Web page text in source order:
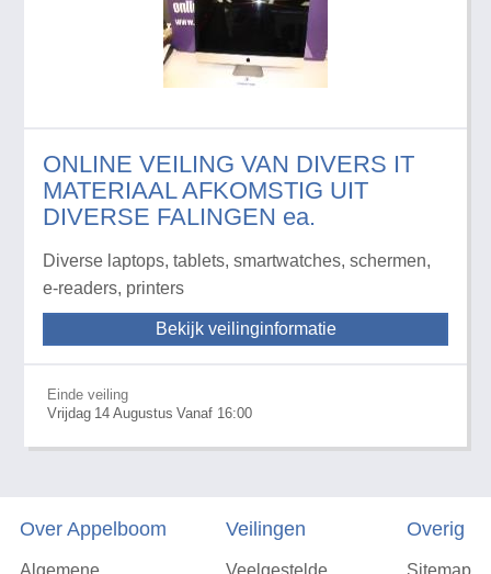
ONLINE VEILING VAN DIVERS IT
MATERIAAL AFKOMSTIG UIT
DIVERSE FALINGEN ea.
Diverse laptops, tablets, smartwatches, schermen,
e-readers, printers
Bekijk veilinginformatie
Einde veiling
Vrijdag 14 Augustus Vanaf 16:00
Over Appelboom
Algemene
Veilingen
Veelgestelde
Overig
Sitemap